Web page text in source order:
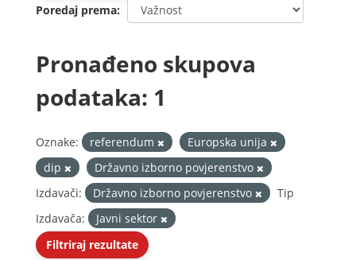
Poredaj prema
Pronađeno skupova
podataka: 1
Oznake: referendum
Europska unija
dip
Državno izborno povjerenstvo
Izdavači:
Državno izborno povjerenstvo
Tip
Izdavača:
Javni sektor
Filtriraj rezultate